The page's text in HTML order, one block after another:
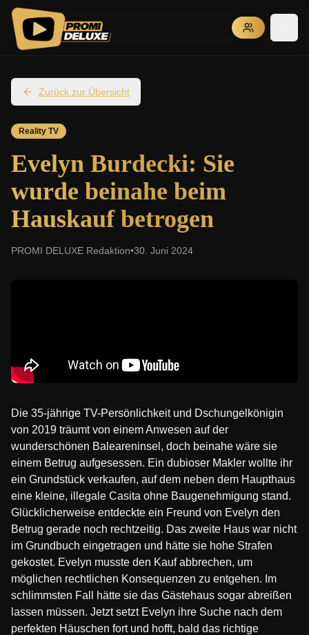
Zurück zur Übersicht
Reality TV
Evelyn Burdecki: Sie
wurde beinahe beim
Hauskauf betrogen
PROMI DELUXE Redaktion•30. Juni 2024
Die 35-jährige TV-Persönlichkeit und Dschungelkönigin
von 2019 träumt von einem Anwesen auf der
wunderschönen Baleareninsel, doch beinahe wäre sie
einem Betrug aufgesessen. Ein dubioser Makler wollte ihr
ein Grundstück verkaufen, auf dem neben dem Haupthaus
eine kleine, illegale Casita ohne Baugenehmigung stand.
Glücklicherweise entdeckte ein Freund von Evelyn den
Betrug gerade noch rechtzeitig. Das zweite Haus war nicht
im Grundbuch eingetragen und hätte sie hohe Strafen
gekostet. Evelyn musste den Kauf abbrechen, um
möglichen rechtlichen Konsequenzen zu entgehen. Im
schlimmsten Fall hätte sie das Gästehaus sogar abreißen
lassen müssen. Jetzt setzt Evelyn ihre Suche nach dem
perfekten Häuschen fort und hofft, bald das richtige